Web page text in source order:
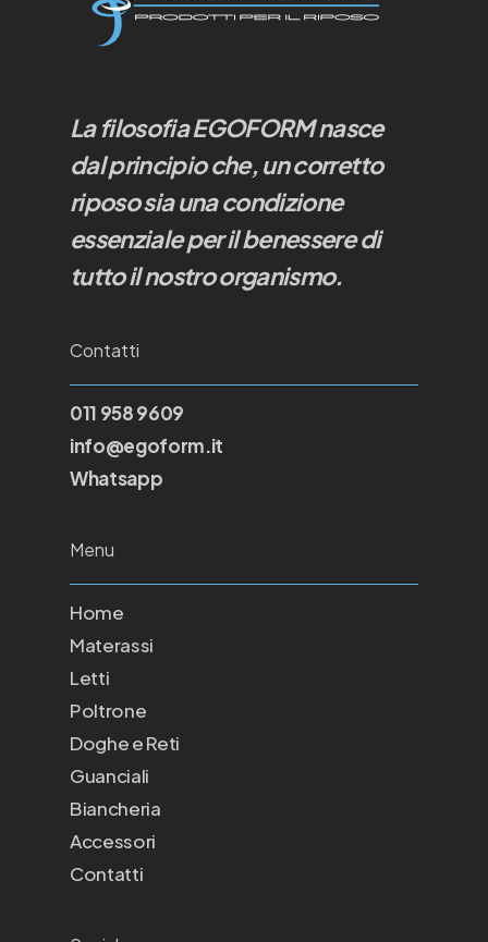
La filosofia EGOFORM nasce
dal principio che, un corretto
riposo sia una condizione
essenziale per il benessere di
tutto il nostro organismo.
Contatti
011 958 9609
info@egoform.it
Whatsapp
Menu
Home
Materassi
Letti
Poltrone
Doghe e Reti
Guanciali
Biancheria
Accessori
Contatti